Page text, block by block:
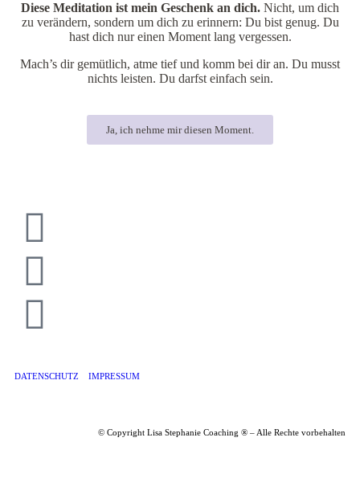
Diese Meditation ist mein Geschenk an dich. Nicht, um dich
zu verändern, sondern um dich zu erinnern: Du bist genug. Du
hast dich nur einen Moment lang vergessen.
Mach’s dir gemütlich, atme tief und komm bei dir an. Du musst
nichts leisten. Du darfst einfach sein.
Ja, ich nehme mir diesen Moment.
DATENSCHUTZ IMPRESSUM
© Copyright Lisa Stephanie Coaching ® – Alle Rechte vorbehalten